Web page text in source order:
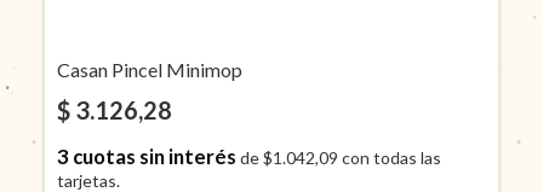
Casan Pincel Minimop
$ 3.126,28
3cuotas sin interés de$1.042,09 con todas las
tarjetas.